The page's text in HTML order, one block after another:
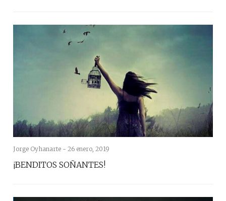
Jorge Oyhanarte - 26 enero, 2019
¡BENDITOS SOÑANTES!